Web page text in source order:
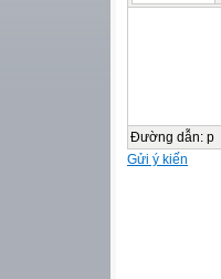
Đường dẫn: p
Gửi ý kiến